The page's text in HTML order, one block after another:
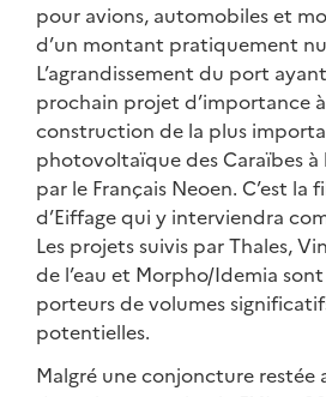
pour avions, automobiles et
d’un montant pratiquement nul
L’agrandissement du port
prochain projet d’importance à
construction de la plus
photovoltaïque des Caraïbes à
par le Français Neoen. C’est la
d’Eiffage qui y interviendra
Les projets suivis par Thales,
de l’eau et Morpho/Idemia
porteurs de volumes
potentielles.
Malgré une conjoncture restée